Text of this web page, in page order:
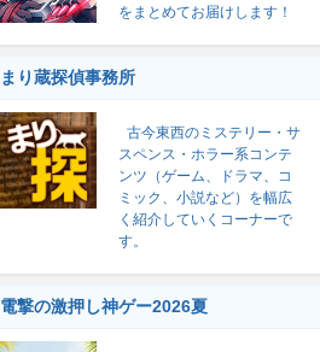
をまとめてお届けします！
まり蔵探偵事務所
古今東西のミステリー・サ
スペンス・ホラー系コンテ
ンツ（ゲーム、ドラマ、コ
ミック、小説など）を幅広
く紹介していくコーナーで
す。
電撃の激押し神ゲー2026夏